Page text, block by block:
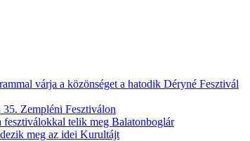
várja a közönséget a hatodik Déryné Fesztivál
Zempléni Fesztiválon
fesztiválokkal telik meg Balatonboglár
meg az idei Kurultájt